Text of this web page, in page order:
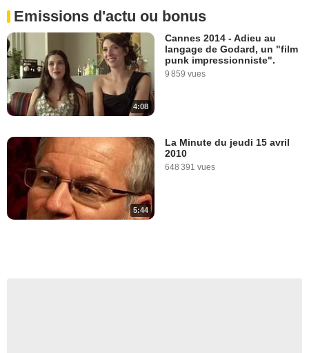
Emissions d'actu ou bonus
4:08
Cannes 2014 - Adieu au
langage de Godard, un "film
punk impressionniste".
9 859 vues
5:44
La Minute du jeudi 15 avril
2010
648 391 vues